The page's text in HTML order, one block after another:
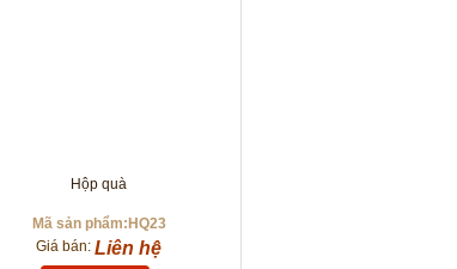
Hộp quà
Mã sản phẩm:HQ23
Giá bán: Liên hệ